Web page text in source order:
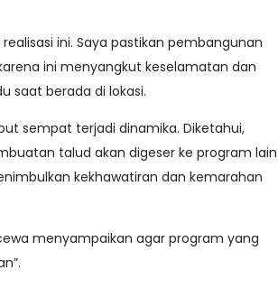
ini. Saya pastikan pembangunan
ini menyangkut keselamatan dan
saat berada di lokasi.
sempat terjadi dinamika. Diketahui,
talud akan digeser ke program lain
kekhawatiran dan kemarahan
menyampaikan agar program yang